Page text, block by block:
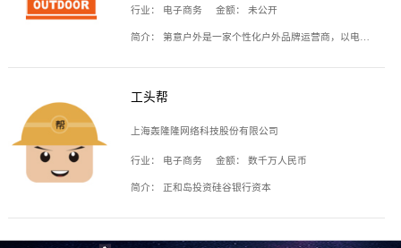
行业： 电子商务 金额： 未公开
简介： 第意户外是一家个性化户外品牌运营商，以电子商务为主要载体，主要从事户外产品的设计、生产、销售业务，产品包含冲锋衣、户外鞋、户外背包等。
工头帮
上海轰隆隆网络科技股份有限公司
行业： 电子商务 金额： 数千万人民币
简介： 正和岛投资硅谷银行资本